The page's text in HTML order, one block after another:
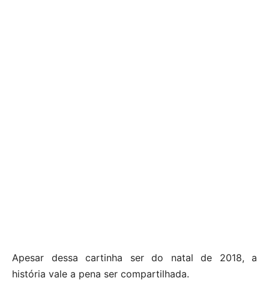
Apesar dessa cartinha ser do natal de 2018, a
história vale a pena ser compartilhada.